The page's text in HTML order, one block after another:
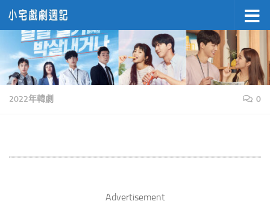
Skip to content
2022年韓劇 0
Advertisement